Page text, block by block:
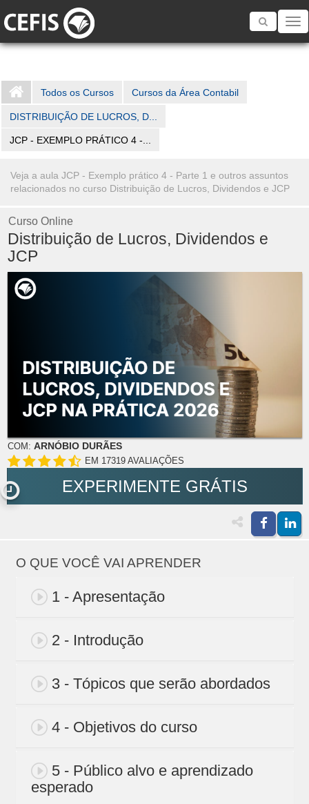
Toggle
Todos os Cursos Cursos da Área Contabil
DISTRIBUIÇÃO DE LUCROS, D...
JCP - EXEMPLO PRÁTICO 4 -...
Veja a aula JCP - Exemplo prático 4 - Parte 1 e outros assuntos
relacionados no curso Distribuição de Lucros, Dividendos e JCP
Curso Online
Distribuição de Lucros, Dividendos e
JCP
COM: ARNÓBIO DURÃES
EM 17319 AVALIAÇÕES
EXPERIMENTE GRÁTIS
O QUE VOCÊ VAI APRENDER
1 - Apresentação
2 - Introdução
3 - Tópicos que serão abordados
4 - Objetivos do curso
5 - Público alvo e aprendizado
esperado